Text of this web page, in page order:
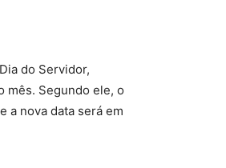
do Servidor,
mês. Segundo ele, o
a nova data será em